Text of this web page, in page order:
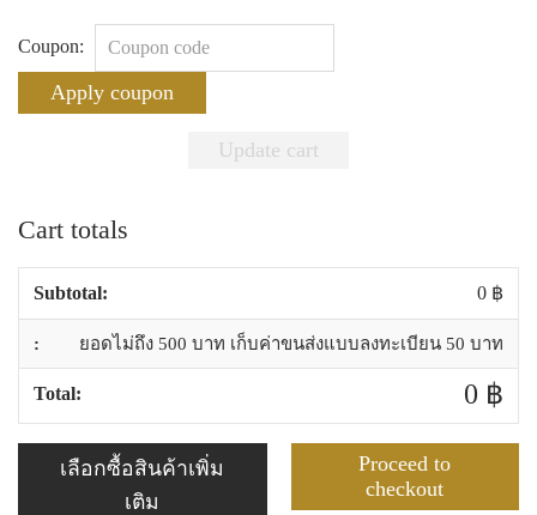
Coupon:
Apply coupon
Update cart
Cart totals
0 ฿
ยอดไม่ถึง 500 บาท เก็บค่าขนส่งแบบลงทะเบียน 50 บาท
0 ฿
เลือกซื้อสินค้าเพิ่ม
เติม
Proceed to
checkout